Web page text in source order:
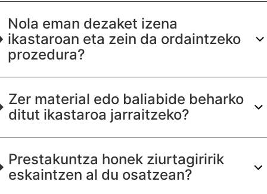
Nola eman dezaket izena
ikastaroan eta zein da ordaintzeko
prozedura?
Zer material edo baliabide beharko
ditut ikastaroa jarraitzeko?
Prestakuntza honek ziurtagiririk
eskaintzen al du osatzean?